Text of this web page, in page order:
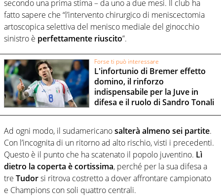
secondo una prima stima – da uno a due mesi. Il club ha
fatto sapere che “l’intervento chirurgico di meniscectomia
artoscopica selettiva del menisco mediale del ginocchio
sinistro è perfettamente riuscito”.
Forse ti può interessare
L'infortunio di Bremer effetto
domino, il rinforzo
indispensabile per la Juve in
difesa e il ruolo di Sandro Tonali
Ad ogni modo, il sudamericanosalterà almeno sei partite.
Con l’incognita di un ritorno ad alto rischio, visti i precedenti.
Questo è il punto che ha scatenato il popolo juventino. Lì
dietro la coperta è cortissima, perché per la sua difesa a
tre Tudorsi ritrova costretto a dover affrontare campionato
e Champions con soli quattro centrali.